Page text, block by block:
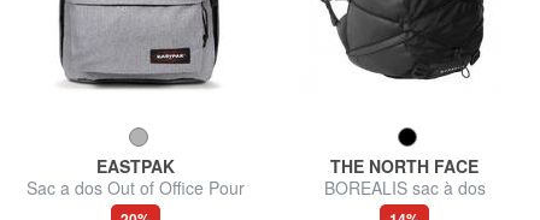
EASTPAK
Sac a dos Out of Office Pour
ordinateur portable jusqu'à
THE NORTH FACE
BOREALIS sac à dos
ordinateur 13"